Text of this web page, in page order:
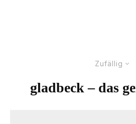
Zufällig
gladbeck – das